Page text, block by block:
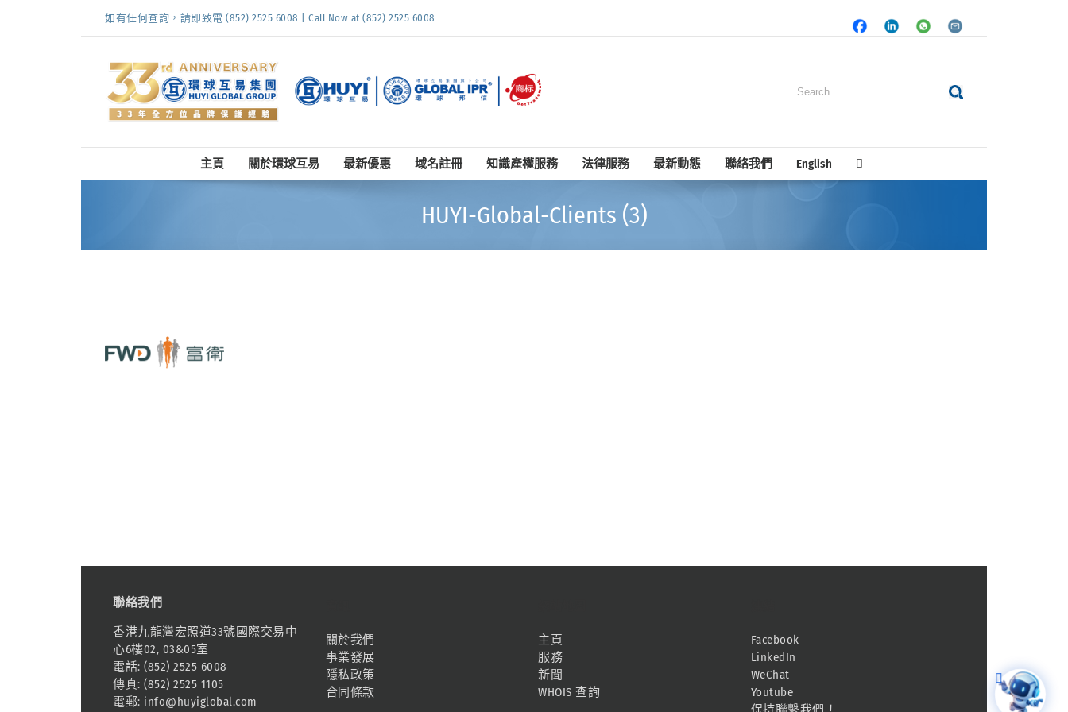
如有任何查詢，請即致電 (852) 2525 6008 | Call Now at (852) 2525 6008
FacebookLinkedInWhatsapp
Email
Search
主頁 關於環球互易 最新優惠 域名註冊 知識產權服務 法律服務 最新動態 聯絡我們 English
HUYI-Global-Clients (3)
聯絡我們
香港九龍灣宏照道33號國際交易中
心6樓02, 03&05室
電話: (852) 2525 6008
傳真: (852) 2525 1105
電郵: info@huyiglobal.com
關於我們
事業發展
隱私政策
合同條款
主頁
服務
新聞
WHOIS 查詢
Facebook
LinkedIn
WeChat
Youtube